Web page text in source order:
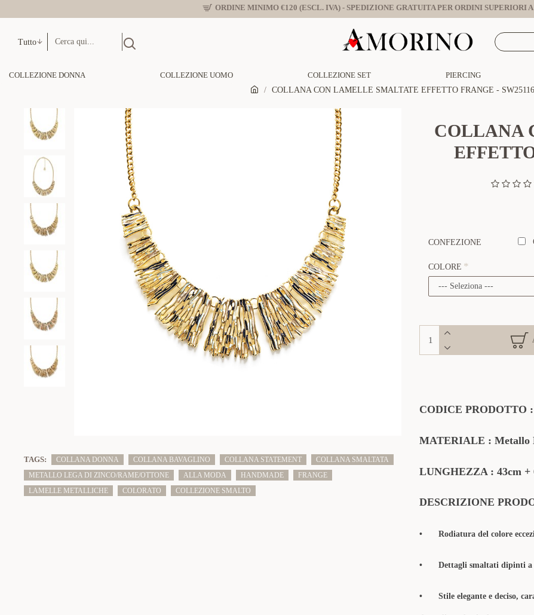
ORDINE MINIMO €120 (ESCL. IVA) - SPEDIZIONE GRATUITA PER ORDINI SUPERIORI
Tutto
COLLEZIONE DONNA COLLEZIONE UOMO COLLEZIONE SET PIERCING
COLLANA CON LAMELLE SMALTATE EFFETTO FRANGE -
TAGS: COLLANA DONNA COLLANA BAVAGLINO COLLANA STATEMENT
COLLANA SMALTATA
METALLO LEGA DI ZINCO/RAME/OTTONE
ALLA MODA HANDMADE
FRANGE
LAMELLE METALLICHE
COLORATO COLLEZIONE SMALTO
COLLANA
CONFEZIONE
COLORE
CODICE PRODOTTO :
MATERIALE : Metallo
LUNGHEZZA : 43cm +
DESCRIZIONE
• Rodiatura del colore
• Dettagli smaltati dipinti a
• Stile elegante e deciso,